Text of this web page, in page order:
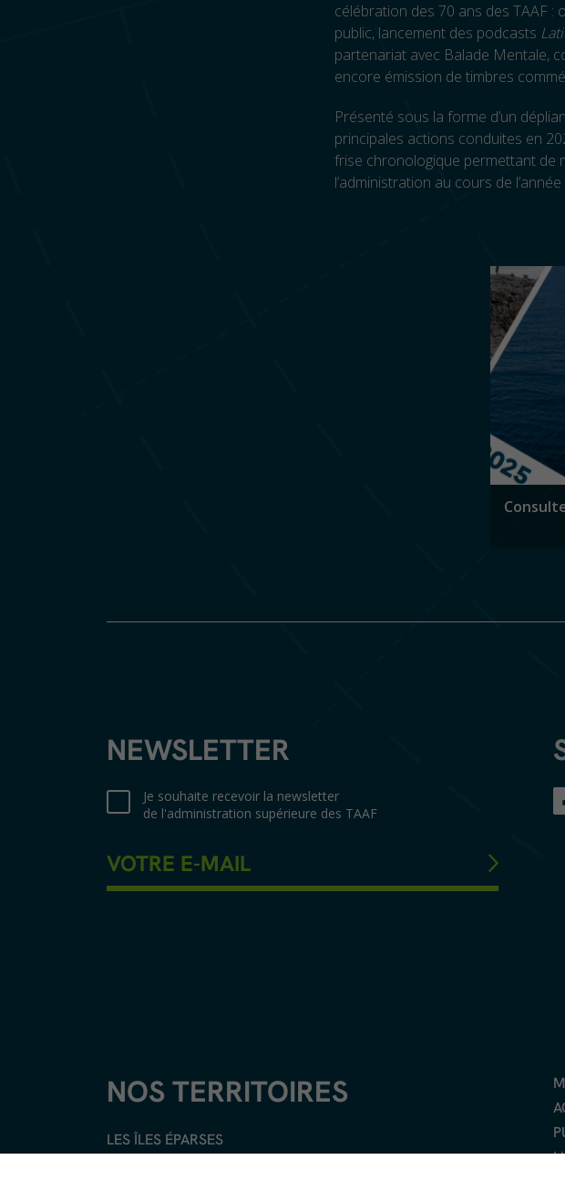
célébration des 70 ans des TAAF :
public, lancement des podcasts
partenariat avec Balade Mentale,
encore émission de timbres
Présenté sous la forme d’un
principales actions conduites en
frise chronologique permettant de
l’administration au cours de
NEWSLETTER
Je souhaite recevoir la newsletter
de l'administration supérieure des TAAF
NOS TERRITOIRES
LES ÎLES ÉPARSES